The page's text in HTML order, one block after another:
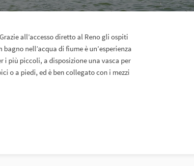
all’accesso diretto al Reno gli ospiti
nell’acqua di fiume è un’esperienza
i più piccoli, a disposizione una vasca per
o a piedi, ed è ben collegato con i mezzi